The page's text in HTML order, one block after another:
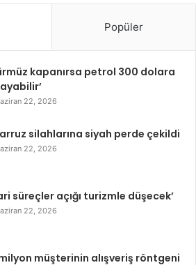
Popüler
kapanırsa petrol 300 dolara
22, 2026
silahlarına siyah perde çekildi
22, 2026
süreçler açığı turizmle düşecek’
22, 2026
müşterinin alışveriş röntgeni